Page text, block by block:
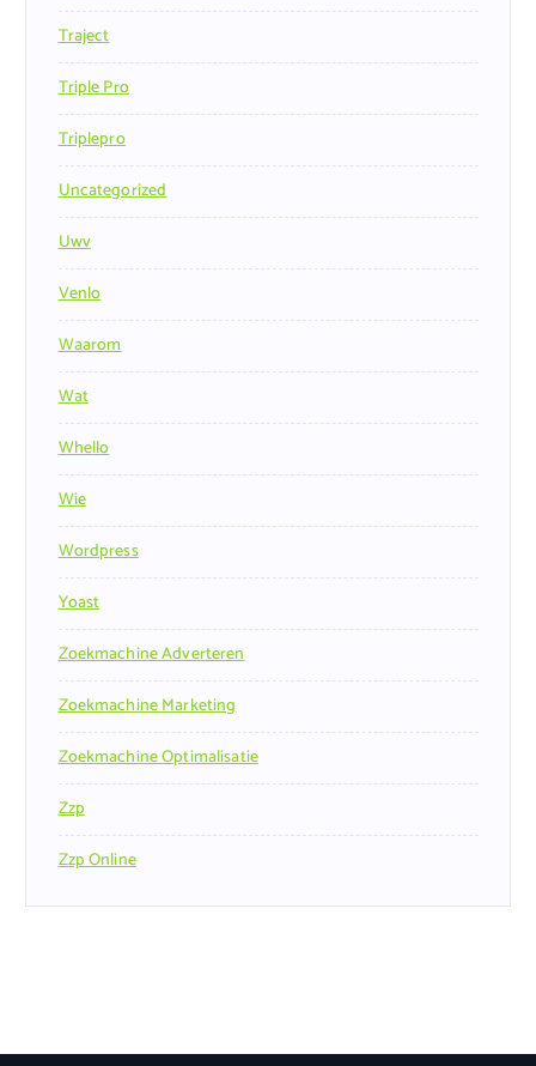
Traject
Triple Pro
Triplepro
Uncategorized
Uwv
Venlo
Waarom
Wat
Whello
Wie
Wordpress
Yoast
Zoekmachine Adverteren
Zoekmachine Marketing
Zoekmachine Optimalisatie
Zzp
Zzp Online